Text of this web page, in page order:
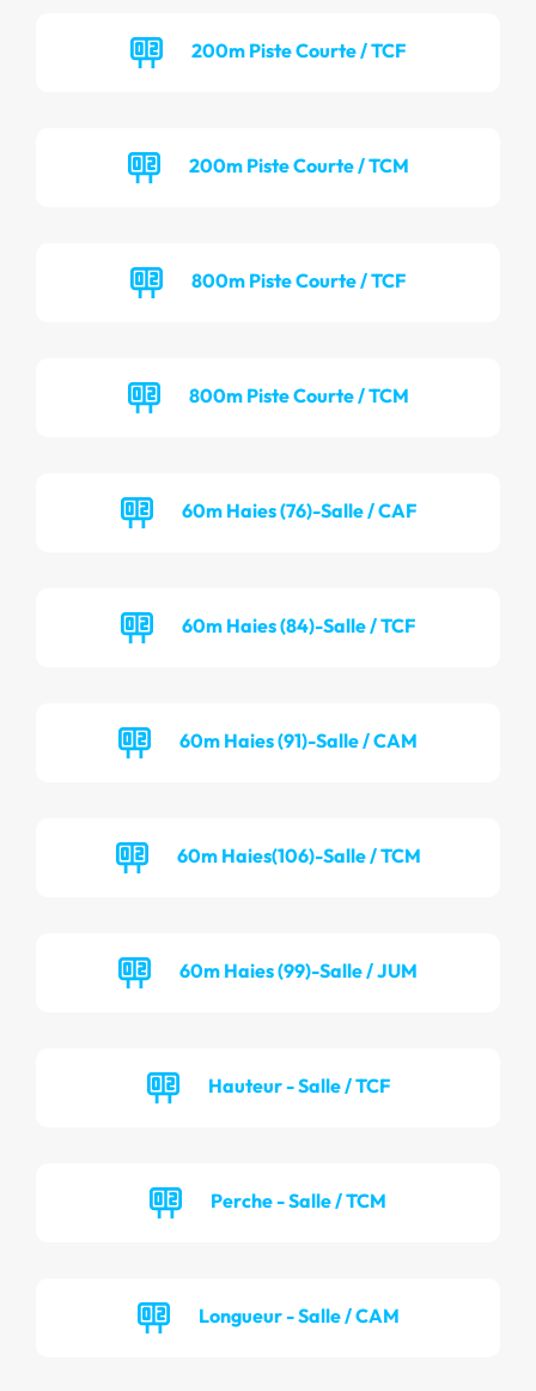
200m Piste Courte / TCF
200m Piste Courte / TCM
800m Piste Courte / TCF
800m Piste Courte / TCM
60m Haies (76)-Salle / CAF
60m Haies (84)-Salle / TCF
60m Haies (91)-Salle / CAM
60m Haies(106)-Salle / TCM
60m Haies (99)-Salle / JUM
Hauteur - Salle / TCF
Perche - Salle / TCM
Longueur - Salle / CAM